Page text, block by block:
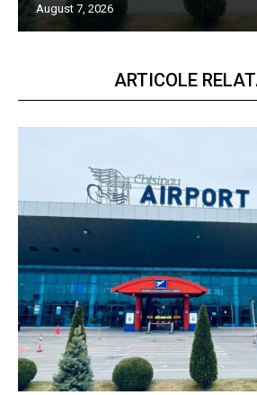
August 7, 2026
ARTICOLE